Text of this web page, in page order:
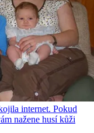
internet. Pokud
nažene husí kůži